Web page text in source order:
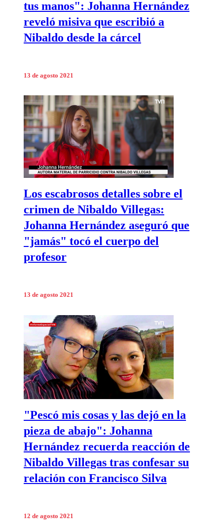
tus manos": Johanna Hernández
reveló misiva que escribió a
Nibaldo desde la cárcel
13 de agosto 2021
Los escabrosos detalles sobre el
crimen de Nibaldo Villegas:
Johanna Hernández aseguró que
"jamás" tocó el cuerpo del
profesor
13 de agosto 2021
"Pescó mis cosas y las dejó en la
pieza de abajo": Johanna
Hernández recuerda reacción de
Nibaldo Villegas tras confesar su
relación con Francisco Silva
12 de agosto 2021